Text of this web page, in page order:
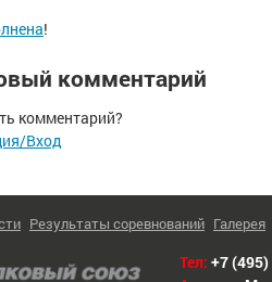
!
комментарий
комментарий?
Вход
Результаты соревнований Галерея
Тел: +7